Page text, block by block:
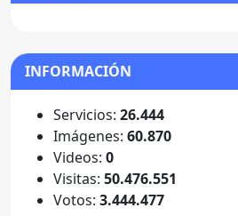
INFORMACIÓN
Servicios: 26.444
Imágenes: 60.870
Videos: 0
Visitas: 50.476.551
Votos: 3.444.477